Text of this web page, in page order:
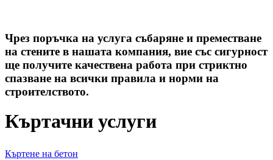
Чрез поръчка на услуга събаряне и преместване
на стените в нашата компания, вие със сигурност
ще получите качествена работа при стриктно
спазване на всички правила и норми на
строителството.
Къртачни услуги
Къртене на бетон